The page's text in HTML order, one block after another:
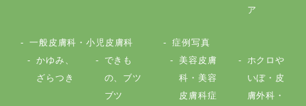
ア
一般皮膚科・小児皮膚科
かゆみ、
ざらつき
できも
の、ブツ
ブツ
症例写真
美容皮膚
科・美容
皮膚科症
ホクロや
いぼ・皮
膚外科・